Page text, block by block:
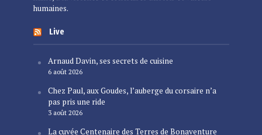
humaines.
Live
Arnaud Davin, ses secrets de cuisine
6 août 2026
Chez Paul, aux Goudes, l’auberge du corsaire n’a
pas pris une ride
3 août 2026
La cuvée Centenaire des Terres de Bonaventure